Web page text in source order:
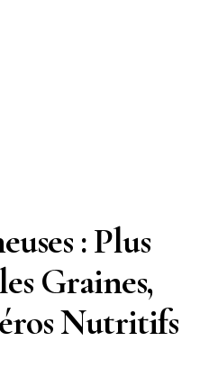
: Plus
Graines,
Nutritifs